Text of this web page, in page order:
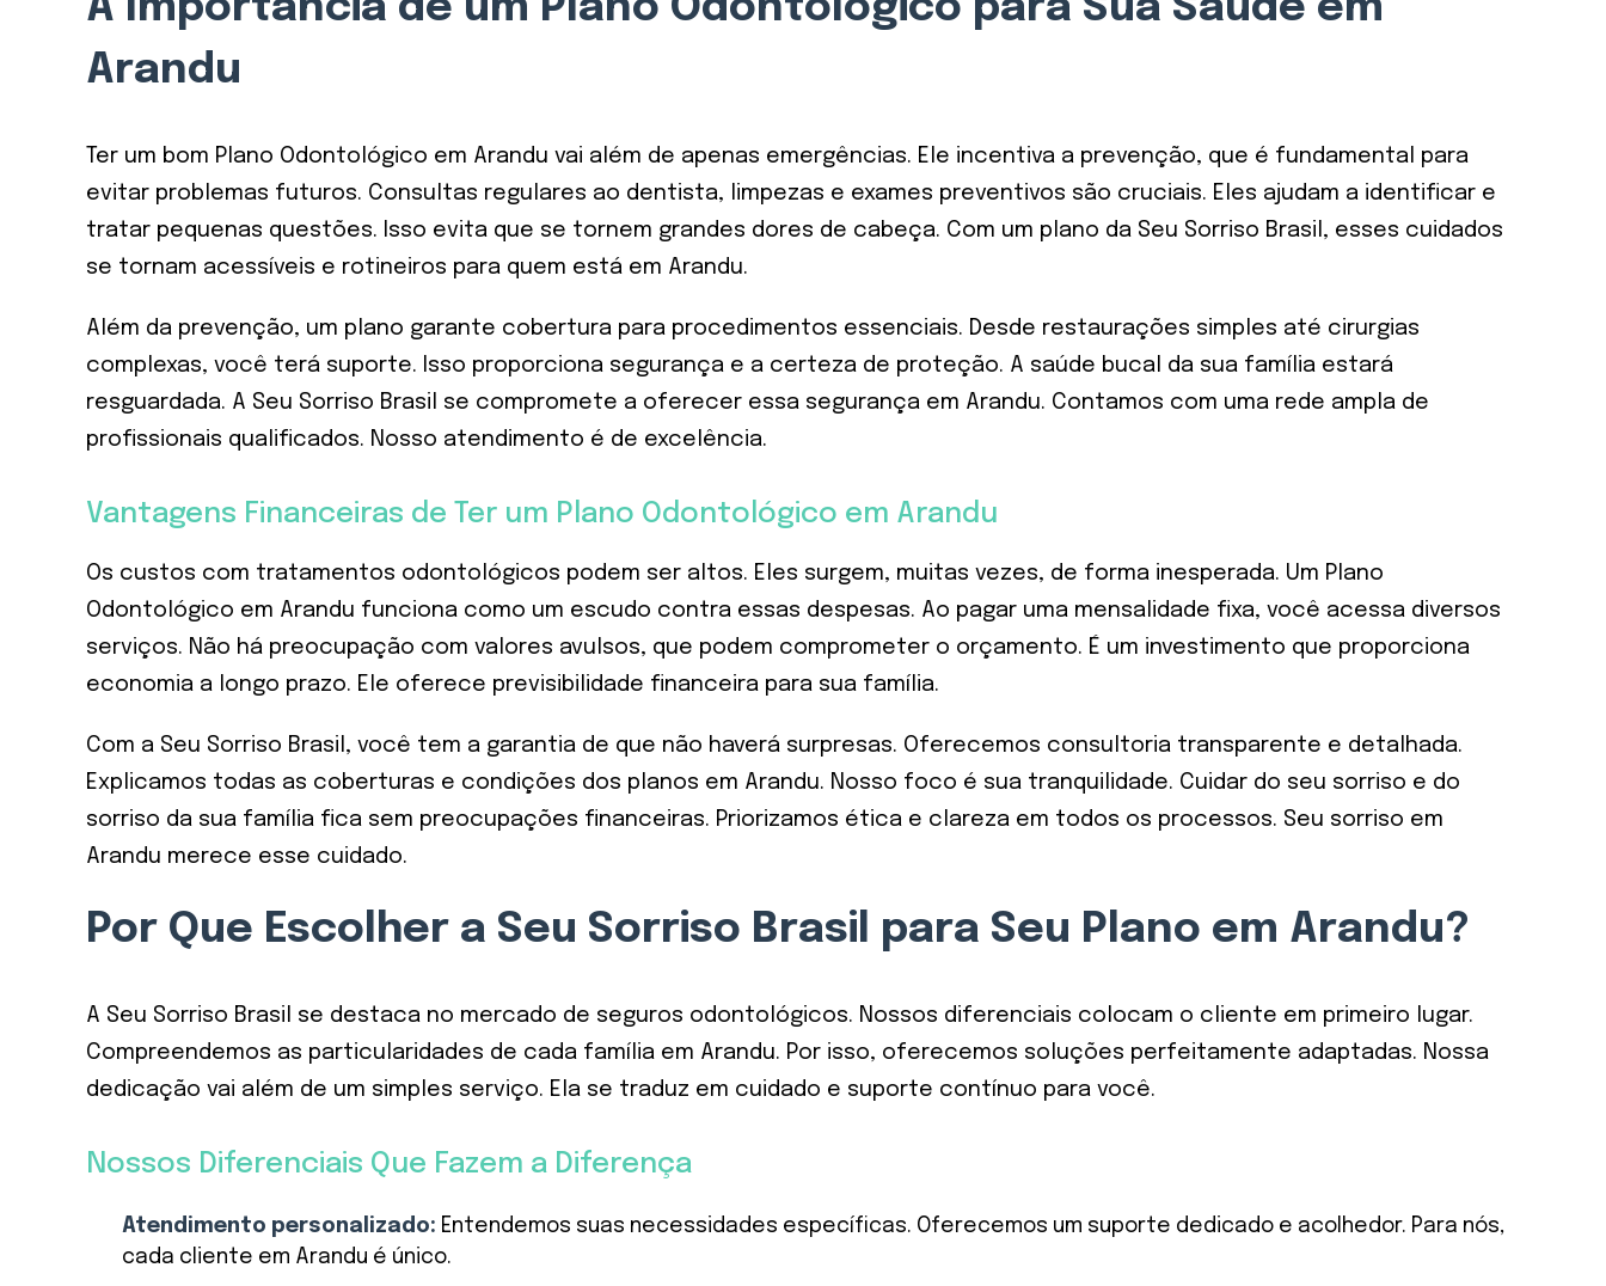
Arandu
Ter um bom Plano Odontológico em Arandu vai além de apenas emergências. Ele incentiva a prevenção, que é fundamental para
evitar problemas futuros. Consultas regulares ao dentista, limpezas e exames preventivos são cruciais. Eles ajudam a identificar e
tratar pequenas questões. Isso evita que se tornem grandes dores de cabeça. Com um plano da Seu Sorriso Brasil, esses cuidados
se tornam acessíveis e rotineiros para quem está em Arandu.
Além da prevenção, um plano garante cobertura para procedimentos essenciais. Desde restaurações simples até cirurgias
complexas, você terá suporte. Isso proporciona segurança e a certeza de proteção. A saúde bucal da sua família estará
resguardada. A Seu Sorriso Brasil se compromete a oferecer essa segurança em Arandu. Contamos com uma rede ampla de
profissionais qualificados. Nosso atendimento é de excelência.
Vantagens Financeiras de Ter um Plano Odontológico em Arandu
Os custos com tratamentos odontológicos podem ser altos. Eles surgem, muitas vezes, de forma inesperada. Um Plano
Odontológico em Arandu funciona como um escudo contra essas despesas. Ao pagar uma mensalidade fixa, você acessa diversos
serviços. Não há preocupação com valores avulsos, que podem comprometer o orçamento. É um investimento que proporciona
economia a longo prazo. Ele oferece previsibilidade financeira para sua família.
Com a Seu Sorriso Brasil, você tem a garantia de que não haverá surpresas. Oferecemos consultoria transparente e detalhada.
Explicamos todas as coberturas e condições dos planos em Arandu. Nosso foco é sua tranquilidade. Cuidar do seu sorriso e do
sorriso da sua família fica sem preocupações financeiras. Priorizamos ética e clareza em todos os processos. Seu sorriso em
Arandu merece esse cuidado.
Por Que Escolher a Seu Sorriso Brasil para Seu Plano em Arandu?
A Seu Sorriso Brasil se destaca no mercado de seguros odontológicos. Nossos diferenciais colocam o cliente em primeiro lugar.
Compreendemos as particularidades de cada família em Arandu. Por isso, oferecemos soluções perfeitamente adaptadas. Nossa
dedicação vai além de um simples serviço. Ela se traduz em cuidado e suporte contínuo para você.
Nossos Diferenciais Que Fazem a Diferença
Atendimento personalizado: Entendemos suas necessidades específicas. Oferecemos um suporte dedicado e acolhedor. Para nós,
cada cliente em Arandu é único.